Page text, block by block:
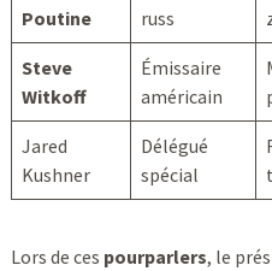
Poutine
russ
Steve
Witkoff
Émissaire
américain
Jared
Kushner
Délégué
spécial
Lors de ces pourparlers, le